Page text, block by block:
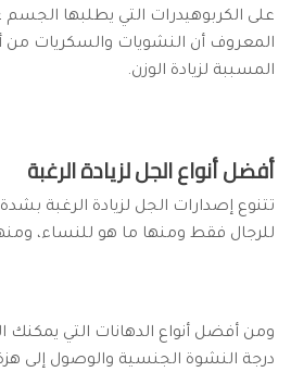
على الكربوهيدرات التي يطلبها الجسم
المعروف أن النشويات والسكريات من
المسببة لزيادة الوزن.
أفضل أنواع الجل لزيادة الرغبة
تتنوع إصدارات الجل لزيادة الرغبة
للرجال فقط ومنها ما هو للنساء،
ومن أفضل أنواع الدهانات التي يمكنك
درجة النشوة الجنسية والوصول إلى